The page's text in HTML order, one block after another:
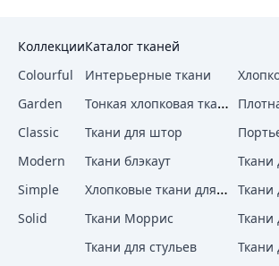
Коллекции
Colourful
Garden
Classic
Modern
Simple
Solid
Каталог тканей
Интерьерные ткани
Тонкая хлопковая ткань
Ткани для штор
Ткани блэкаут
Хлопковые ткани для штор
Ткани
Ткани Моррис
Ткани
Ткани для стульев